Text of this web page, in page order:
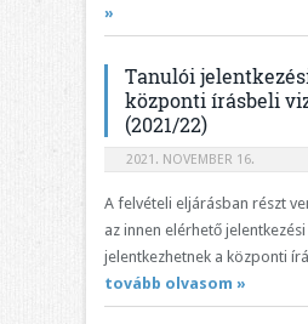
»
Tanulói
központi írásbeli
(2021/22)
2021. NOVEMBER 16.
A felvételi eljárásban részt
az innen elérhető
jelentkezhetnek a központi
tovább olvasom »